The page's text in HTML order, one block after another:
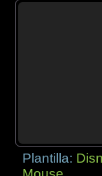
Plantilla: